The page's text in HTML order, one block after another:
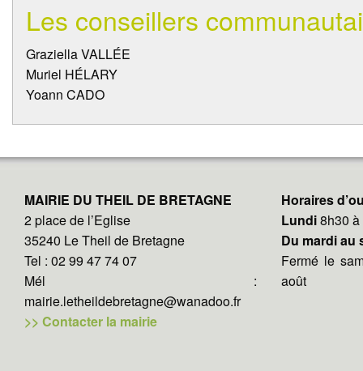
Les conseillers
Graziella VALLÉE
Muriel HÉLARY
Yoann CADO
MAIRIE DU THEIL DE BRETAGNE
2 place de l’Eglise
35240 Le Theil de Bretagne
Tel : 02 99 47 74 07
Mél :
mairie.letheildebretagne@wanadoo.fr
>> Contacter la mairie
Horaires
Lundi8h30
Du mardi au
Fermé le
août